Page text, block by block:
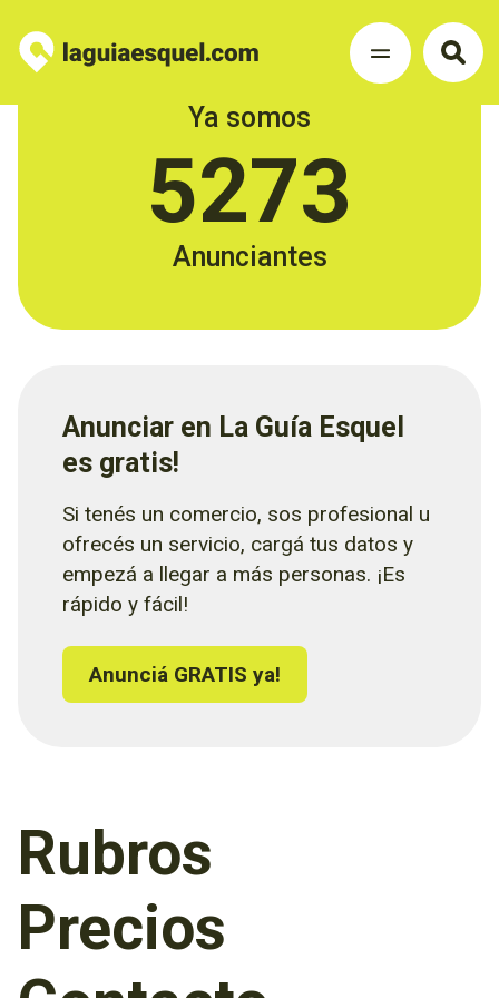
Ya somos
5273
Anunciantes
Anunciar en La Guía Esquel
es gratis!
Si tenés un comercio, sos profesional u
ofrecés un servicio, cargá tus datos y
empezá a llegar a más personas. ¡Es
rápido y fácil!
Anunciá GRATIS ya!
Rubros
Precios